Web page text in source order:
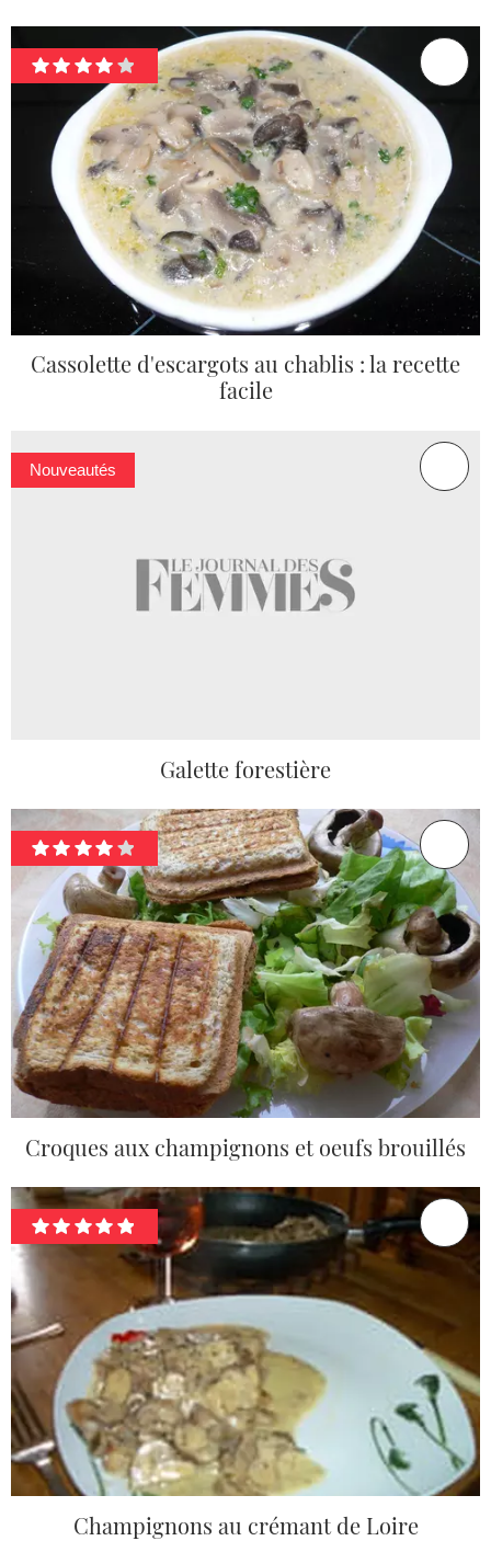
Cassolette d'escargots au chablis : la recette
facile
Nouveautés
Galette forestière
Croques aux champignons et oeufs brouillés
Champignons au crémant de Loire